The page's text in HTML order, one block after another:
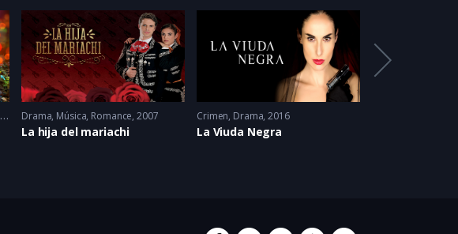
2025
Drama, Música, Romance 2007
La hija del mariachi
Crimen, Drama 2016
La Viuda Negra